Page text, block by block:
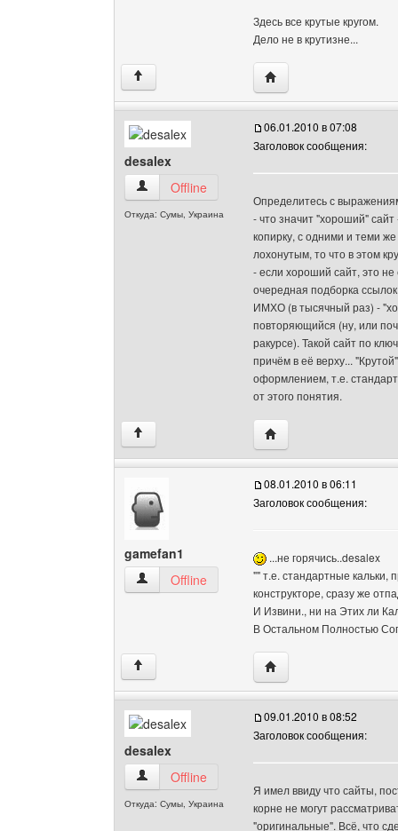
Здесь все крутые кругом.
Дело не в крутизне...
↑ Посетить сайт
desalex
desalex Посмотреть профиль
Offline
Откуда: Сумы, Украина
06.01.2010 в 07:08
Заголовок сообщения:
Определитесь с
- что значит "хороший" сайт
копирку, с одними и теми
лохонутым, то что в этом
- если хороший сайт, это не
очередная подборка
ИМХО (в тысячный раз) -
повторяющийся (ну, или
ракурсе). Такой сайт по
причём в её верху...
оформлением, т.е.
от этого понятия.
↑ Посетить сайт
gamefan1
gamefan1 Посмотреть профиль
Offline
08.01.2010 в 06:11
Заголовок сообщения:
...не горячись..desalex
"" т.е. стандартные кальки,
конструкторе, сразу же
И Извини., ни на Этих ли
В Остальном Полностью
↑ Посетить сайт
desalex
desalex Посмотреть профиль
Offline
Откуда: Сумы, Украина
09.01.2010 в 08:52
Заголовок сообщения:
Я имел ввиду что сайты,
корне не могут
"оригинальные". Всё, что